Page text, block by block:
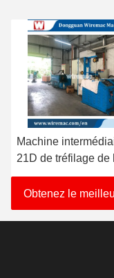
Machine
21D de tréfilage de
droite avec la
simple
Obtenez le